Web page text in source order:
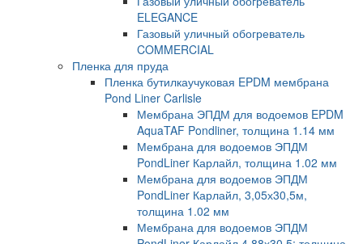
ELEGANCE
Газовый уличный обогреватель
COMMERCIAL
Пленка для пруда
Пленка бутилкаучуковая EPDM мембрана
Pond Liner Carlisle
Мембрана ЭПДМ для водоемов EPDM
AquaTAF Pondliner, толщина 1.14 мм
Мембрана для водоемов ЭПДМ
PondLiner Карлайл, толщина 1.02 мм
Мембрана для водоемов ЭПДМ
PondLiner Карлайл, 3,05х30,5м,
толщина 1.02 мм
Мембрана для водоемов ЭПДМ